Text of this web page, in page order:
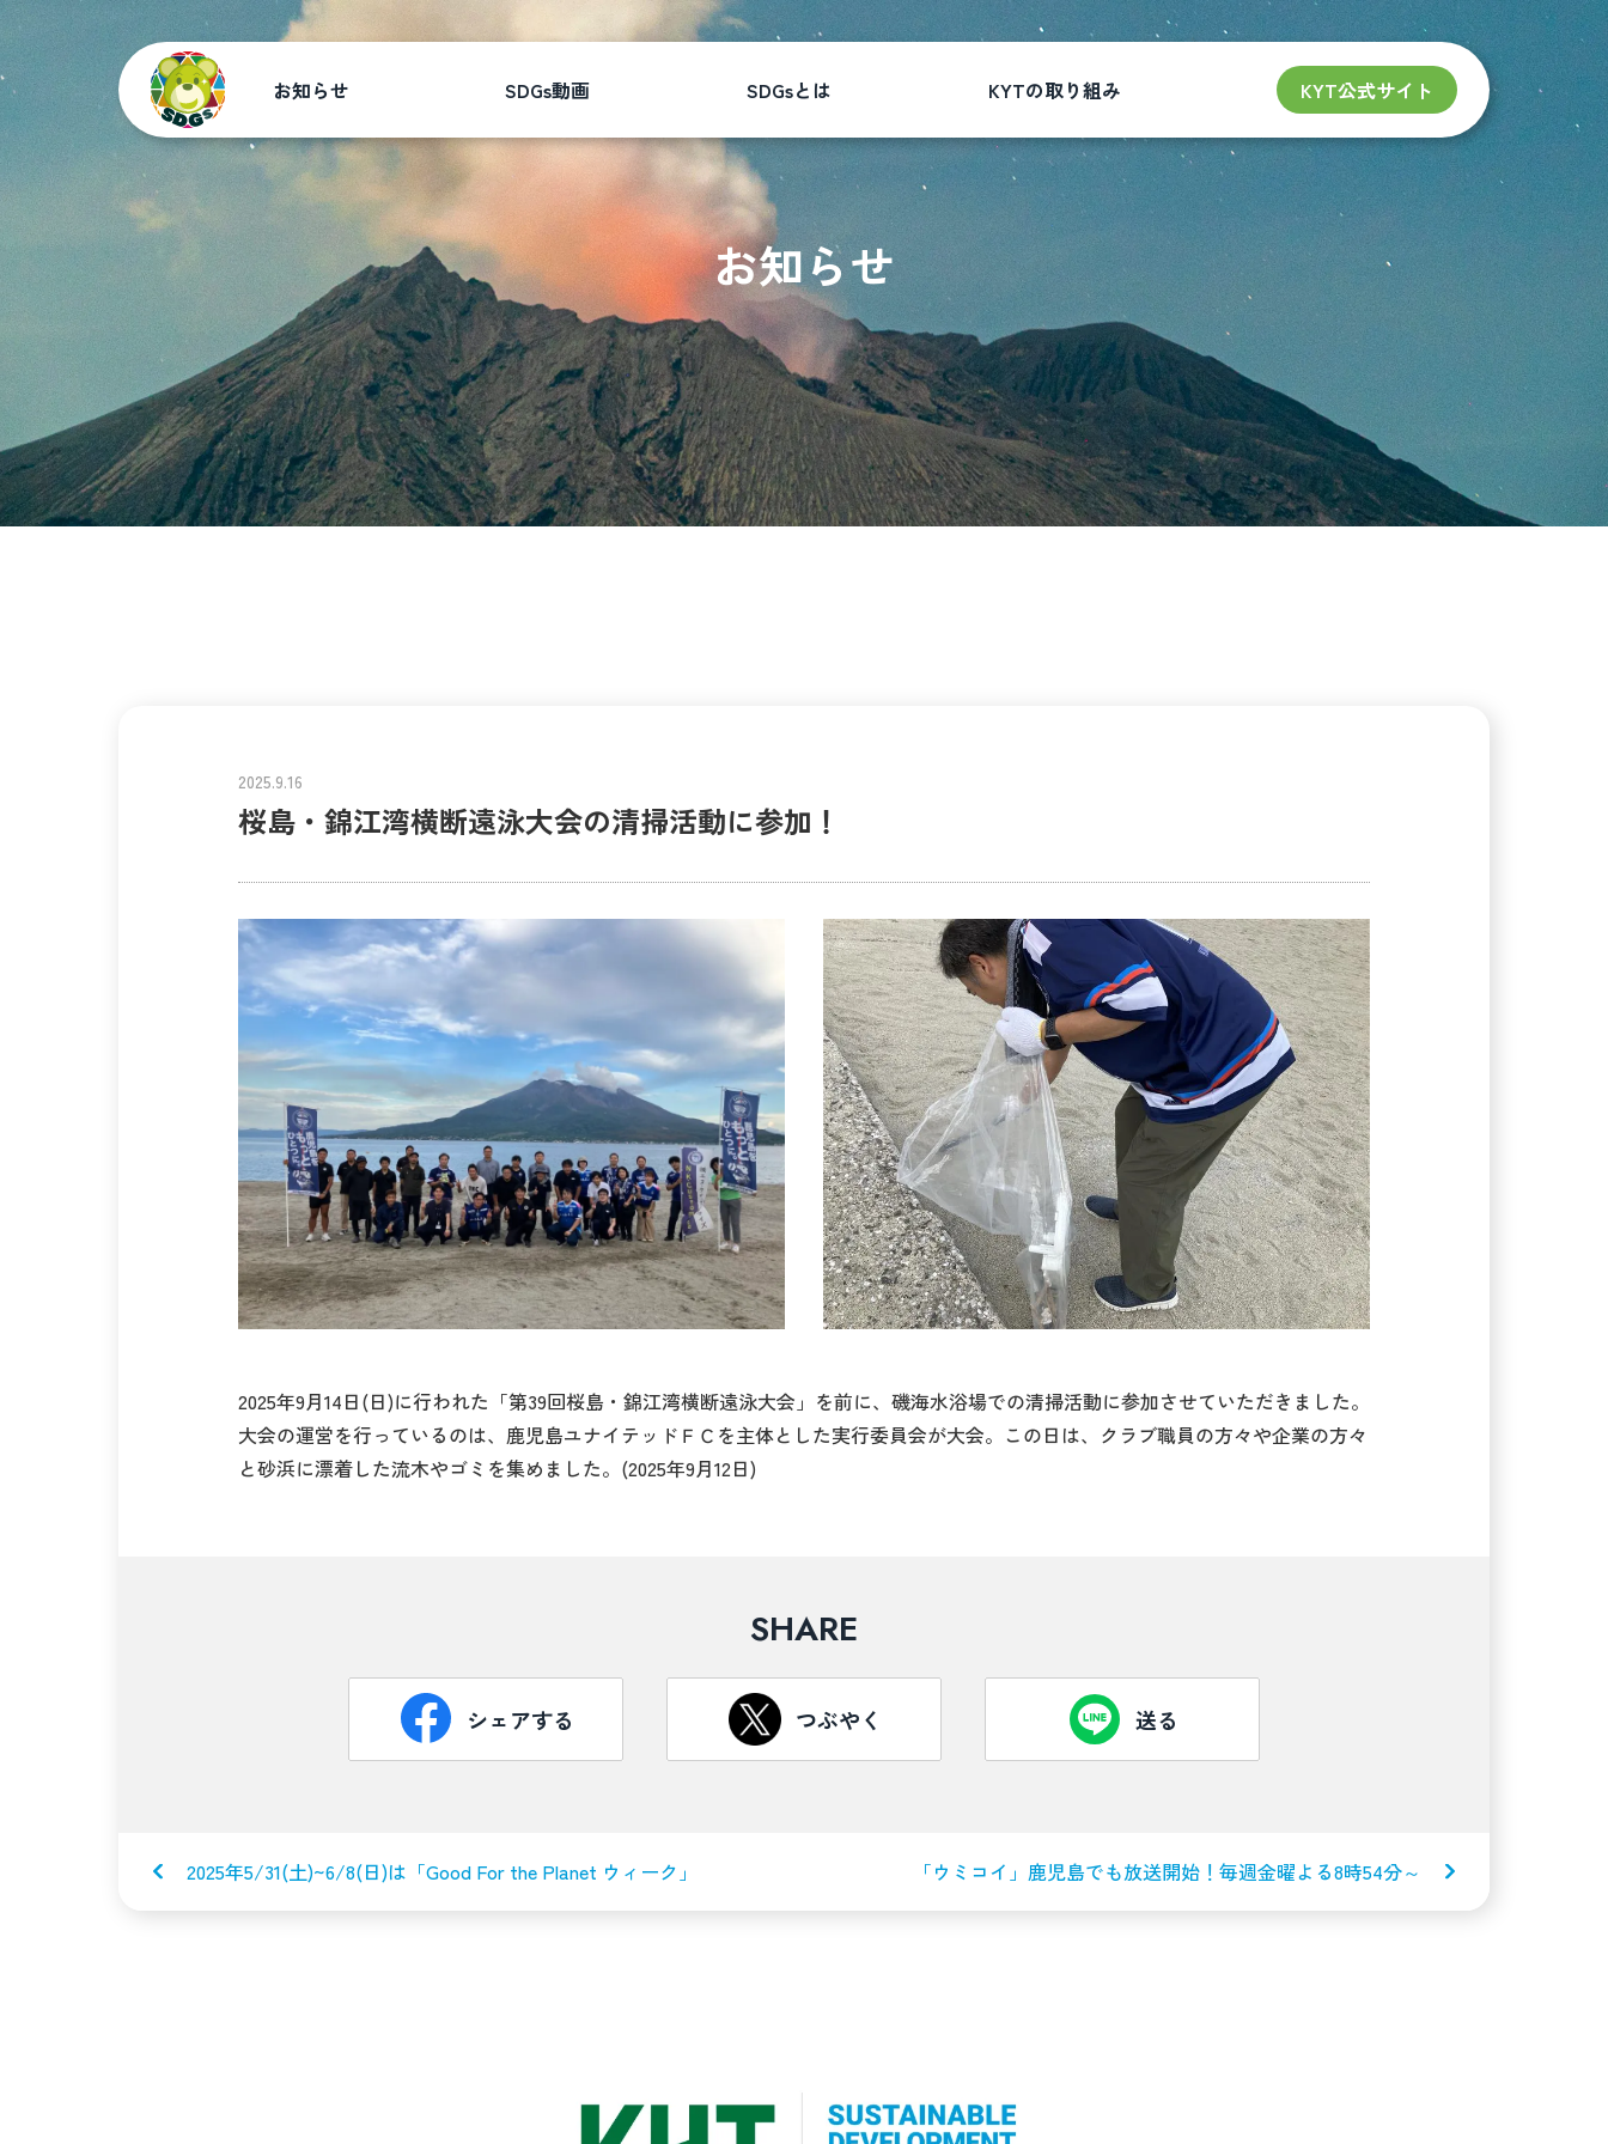
お知らせ SDGs動画 SDGsとは KYTの取り組み KYT公式サイト
お知らせ
2025.9.16
桜島・錦江湾横断遠泳大会の清掃活動に参加！
2025年9月14日(日)に行われた「第39回桜島・錦江湾横断遠泳大会」を前に、磯海水浴場での清掃活動に参加させていただきました。
大会の運営を行っているのは、鹿児島ユナイテッドＦＣを主体とした実行委員会が大会。この日は、クラブ職員の方々や企業の方々
と砂浜に漂着した流木やゴミを集めました。(2025年9月12日)
SHARE
シェアする つぶやく 送る
2025年5/31(土)~6/8(日)は「Good For the Planet ウィーク」 「ウミコイ」鹿児島でも放送開始！毎週金曜よる8時54分～